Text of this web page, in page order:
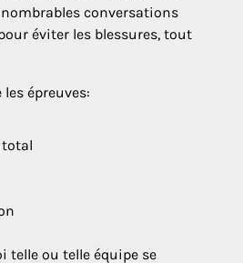
conversations
éviter les blessures, tout
épreuves:
telle ou telle équipe se